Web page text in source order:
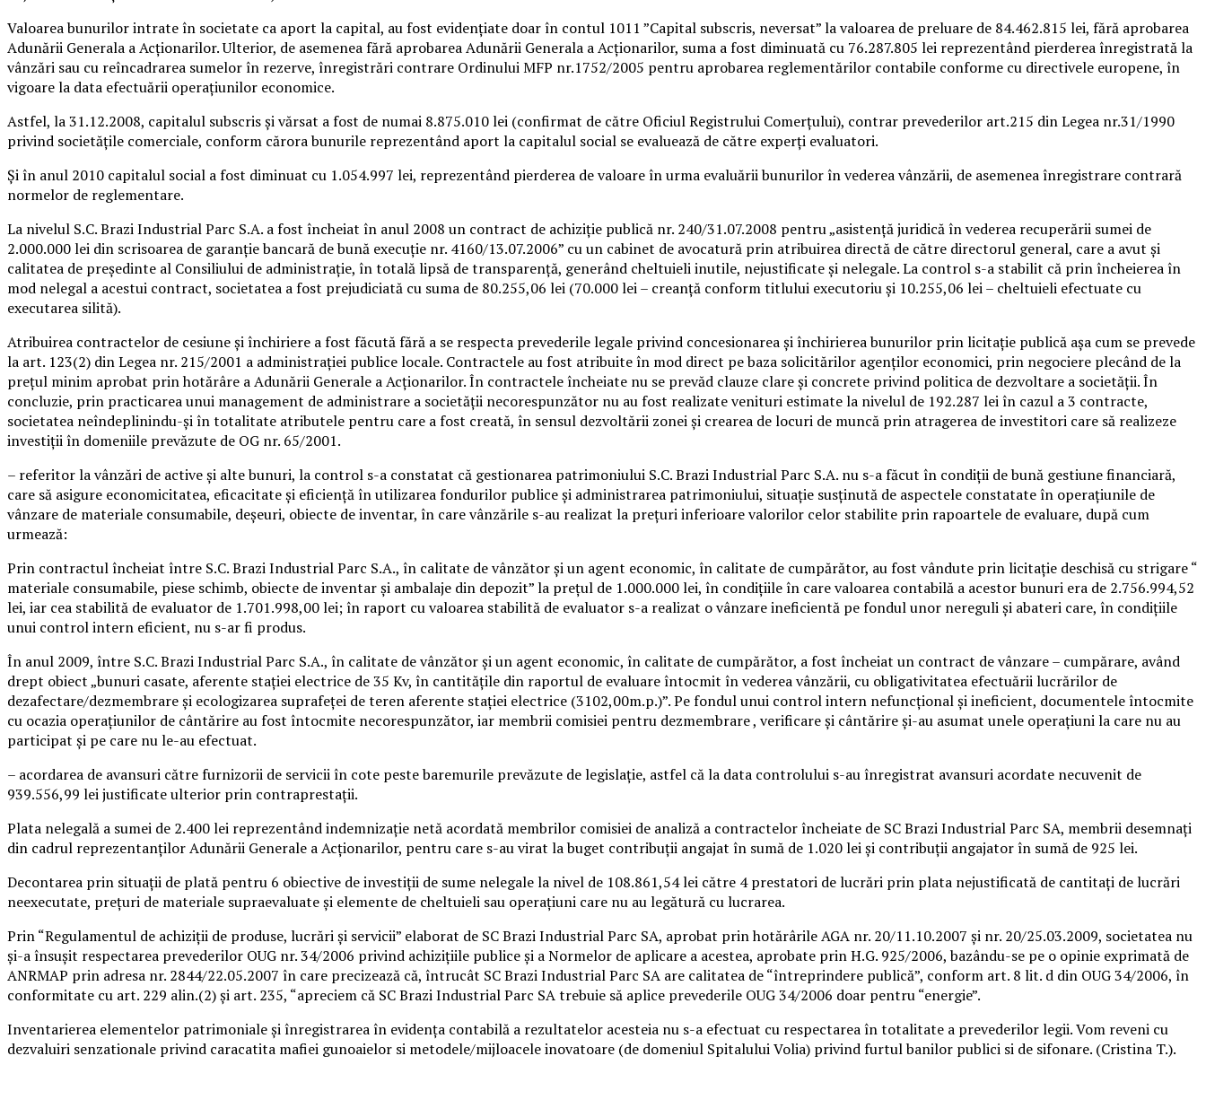
Valoarea bunurilor intrate în societate ca aport la capital, au fost evidenţiate doar în contul 1011 ”Capital subscris, neversat” la valoarea de preluare de 84.462.815 lei, fără aprobarea
Adunării Generala a Acţionarilor. Ulterior, de asemenea fără aprobarea Adunării Generala a Acţionarilor, suma a fost diminuată cu 76.287.805 lei reprezentând pierderea înregistrată la
vânzări sau cu reîncadrarea sumelor în rezerve, înregistrări contrare Ordinului MFP nr.1752/2005 pentru aprobarea reglementărilor contabile conforme cu directivele europene, în
vigoare la data efectuării operaţiunilor economice.
Astfel, la 31.12.2008, capitalul subscris şi vărsat a fost de numai 8.875.010 lei (confirmat de către Oficiul Registrului Comerţului), contrar prevederilor art.215 din Legea nr.31/1990
privind societăţile comerciale, conform cărora bunurile reprezentând aport la capitalul social se evaluează de către experţi evaluatori.
Şi în anul 2010 capitalul social a fost diminuat cu 1.054.997 lei, reprezentând pierderea de valoare în urma evaluării bunurilor în vederea vânzării, de asemenea înregistrare contrară
normelor de reglementare.
La nivelul S.C. Brazi Industrial Parc S.A. a fost încheiat în anul 2008 un contract de achiziție publică nr. 240/31.07.2008 pentru „asistență juridică în vederea recuperării sumei de
2.000.000 lei din scrisoarea de garanție bancară de bună execuție nr. 4160/13.07.2006” cu un cabinet de avocatură prin atribuirea directă de către directorul general, care a avut și
calitatea de președinte al Consiliului de administrație, în totală lipsă de transparență, generând cheltuieli inutile, nejustificate și nelegale. La control s-a stabilit că prin încheierea în
mod nelegal a acestui contract, societatea a fost prejudiciată cu suma de 80.255,06 lei (70.000 lei – creanță conform titlului executoriu și 10.255,06 lei – cheltuieli efectuate cu
executarea silită).
Atribuirea contractelor de cesiune şi închiriere a fost făcută fără a se respecta prevederile legale privind concesionarea şi închirierea bunurilor prin licitaţie publică aşa cum se prevede
la art. 123(2) din Legea nr. 215/2001 a administraţiei publice locale. Contractele au fost atribuite în mod direct pe baza solicitărilor agenţilor economici, prin negociere plecând de la
preţul minim aprobat prin hotărâre a Adunării Generale a Acţionarilor. În contractele încheiate nu se prevăd clauze clare şi concrete privind politica de dezvoltare a societăţii. În
concluzie, prin practicarea unui management de administrare a societăţii necorespunzător nu au fost realizate venituri estimate la nivelul de 192.287 lei în cazul a 3 contracte,
societatea neîndeplinindu-şi în totalitate atributele pentru care a fost creată, în sensul dezvoltării zonei şi crearea de locuri de muncă prin atragerea de investitori care să realizeze
investiţii în domeniile prevăzute de OG nr. 65/2001.
– referitor la vânzări de active şi alte bunuri, la control s-a constatat că gestionarea patrimoniului S.C. Brazi Industrial Parc S.A. nu s-a făcut în condiţii de bună gestiune financiară,
care să asigure economicitatea, eficacitate şi eficienţă în utilizarea fondurilor publice şi administrarea patrimoniului, situaţie susţinută de aspectele constatate în operaţiunile de
vânzare de materiale consumabile, deşeuri, obiecte de inventar, în care vânzările s-au realizat la preţuri inferioare valorilor celor stabilite prin rapoartele de evaluare, după cum
urmează:
Prin contractul încheiat între S.C. Brazi Industrial Parc S.A., în calitate de vânzător şi un agent economic, în calitate de cumpărător, au fost vândute prin licitaţie deschisă cu strigare “
materiale consumabile, piese schimb, obiecte de inventar şi ambalaje din depozit” la preţul de 1.000.000 lei, în condiţiile în care valoarea contabilă a acestor bunuri era de 2.756.994,52
lei, iar cea stabilită de evaluator de 1.701.998,00 lei; în raport cu valoarea stabilită de evaluator s-a realizat o vânzare ineficientă pe fondul unor nereguli şi abateri care, în condiţiile
unui control intern eficient, nu s-ar fi produs.
În anul 2009, între S.C. Brazi Industrial Parc S.A., în calitate de vânzător şi un agent economic, în calitate de cumpărător, a fost încheiat un contract de vânzare – cumpărare, având
drept obiect „bunuri casate, aferente staţiei electrice de 35 Kv, în cantităţile din raportul de evaluare întocmit în vederea vânzării, cu obligativitatea efectuării lucrărilor de
dezafectare/dezmembrare şi ecologizarea suprafeţei de teren aferente staţiei electrice (3102,00m.p.)”. Pe fondul unui control intern nefuncţional şi ineficient, documentele întocmite
cu ocazia operaţiunilor de cântărire au fost întocmite necorespunzător, iar membrii comisiei pentru dezmembrare , verificare şi cântărire şi-au asumat unele operaţiuni la care nu au
participat şi pe care nu le-au efectuat.
– acordarea de avansuri către furnizorii de servicii în cote peste baremurile prevăzute de legislaţie, astfel că la data controlului s-au înregistrat avansuri acordate necuvenit de
939.556,99 lei justificate ulterior prin contraprestaţii.
Plata nelegală a sumei de 2.400 lei reprezentând indemnizație netă acordată membrilor comisiei de analiză a contractelor încheiate de SC Brazi Industrial Parc SA, membrii desemnați
din cadrul reprezentanților Adunării Generale a Acționarilor, pentru care s-au virat la buget contribuții angajat în sumă de 1.020 lei și contribuții angajator în sumă de 925 lei.
Decontarea prin situații de plată pentru 6 obiective de investiții de sume nelegale la nivel de 108.861,54 lei către 4 prestatori de lucrări prin plata nejustificată de cantitați de lucrări
neexecutate, prețuri de materiale supraevaluate și elemente de cheltuieli sau operațiuni care nu au legătură cu lucrarea.
Prin “Regulamentul de achiziții de produse, lucrări și servicii” elaborat de SC Brazi Industrial Parc SA, aprobat prin hotărârile AGA nr. 20/11.10.2007 și nr. 20/25.03.2009, societatea nu
și-a însușit respectarea prevederilor OUG nr. 34/2006 privind achizițiile publice și a Normelor de aplicare a acestea, aprobate prin H.G. 925/2006, bazându-se pe o opinie exprimată de
ANRMAP prin adresa nr. 2844/22.05.2007 în care precizează că, întrucât SC Brazi Industrial Parc SA are calitatea de “întreprindere publică”, conform art. 8 lit. d din OUG 34/2006, în
conformitate cu art. 229 alin.(2) și art. 235, “apreciem că SC Brazi Industrial Parc SA trebuie să aplice prevederile OUG 34/2006 doar pentru “energie”.
Inventarierea elementelor patrimoniale și înregistrarea în evidența contabilă a rezultatelor acesteia nu s-a efectuat cu respectarea în totalitate a prevederilor legii. Vom reveni cu
dezvaluiri senzationale privind caracatita mafiei gunoaielor si metodele/mijloacele inovatoare (de domeniul Spitalului Volia) privind furtul banilor publici si de sifonare. (Cristina T.).